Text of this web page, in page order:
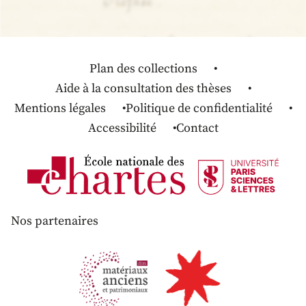
Plan des collections
Aide à la consultation des thèses
Mentions légales
Politique de confidentialité
Accessibilité
Contact
Nos partenaires